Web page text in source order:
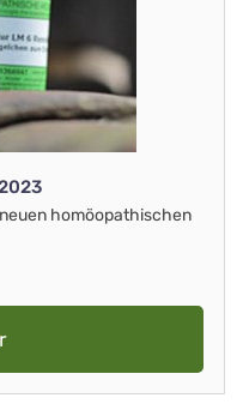
homöopathischen